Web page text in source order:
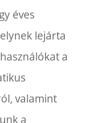
éves
lejárta
a
valamint
a